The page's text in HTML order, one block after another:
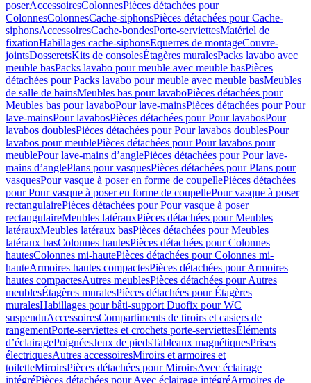
poserAccessoiresColonnesPièces détachées pour
ColonnesColonnesCache-siphonsPièces détachées pour Cache-
siphonsAccessoiresCache-bondesPorte-serviettesMatériel de
fixationHabillages cache-siphonsEquerres de montageCouvre-
jointsDosseretsKits de consolesÉtagères muralesPacks lavabo avec
meuble basPacks lavabo pour meuble avec meuble basPièces
détachées pour Packs lavabo pour meuble avec meuble basMeubles
de salle de bainsMeubles bas pour lavaboPièces détachées pour
Meubles bas pour lavaboPour lave-mainsPièces détachées pour Pour
lave-mainsPour lavabosPièces détachées pour Pour lavabosPour
lavabos doublesPièces détachées pour Pour lavabos doublesPour
lavabos pour meublePièces détachées pour Pour lavabos pour
meublePour lave-mains d’anglePièces détachées pour Pour lave-
mains d’anglePlans pour vasquesPièces détachées pour Plans pour
vasquesPour vasque à poser en forme de coupellePièces détachées
pour Pour vasque à poser en forme de coupellePour vasque à poser
rectangulairePièces détachées pour Pour vasque à poser
rectangulaireMeubles latérauxPièces détachées pour Meubles
latérauxMeubles latéraux basPièces détachées pour Meubles
latéraux basColonnes hautesPièces détachées pour Colonnes
hautesColonnes mi-hautePièces détachées pour Colonnes mi-
hauteArmoires hautes compactesPièces détachées pour Armoires
hautes compactesAutres meublesPièces détachées pour Autres
meublesÉtagères muralesPièces détachées pour Étagères
muralesHabillages pour bâti-support Duofix pour WC
suspenduAccessoiresCompartiments de tiroirs et casiers de
rangementPorte-serviettes et crochets porte-serviettesÉléments
d’éclairagePoignéesJeux de piedsTableaux magnétiquesPrises
électriquesAutres accessoiresMiroirs et armoires et
toiletteMiroirsPièces détachées pour MiroirsAvec éclairage
intégréPièces détachées pour Avec éclairage intégréArmoires de